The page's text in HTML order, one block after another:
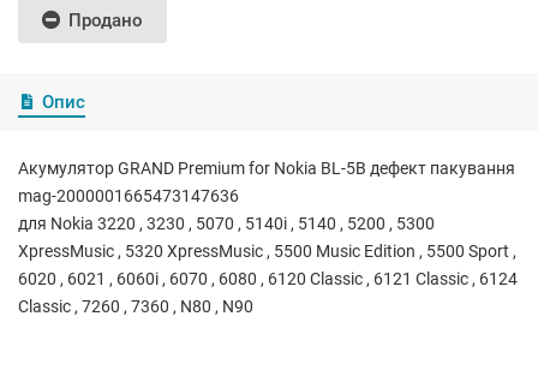
Продано
Опис
Акумулятор GRAND Premium for Nokia BL-5B дефект пакування
mag-2000001665473147636
для Nokia 3220 , 3230 , 5070 , 5140i , 5140 , 5200 , 5300
XpressMusic , 5320 XpressMusic , 5500 Music Edition , 5500 Sport ,
6020 , 6021 , 6060i , 6070 , 6080 , 6120 Classic , 6121 Classic , 6124
Classic , 7260 , 7360 , N80 , N90